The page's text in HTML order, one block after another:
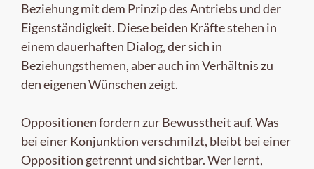
Beziehung mit dem Prinzip des Antriebs und der
Eigenständigkeit. Diese beiden Kräfte stehen in
einem dauerhaften Dialog, der sich in
Beziehungsthemen, aber auch im Verhältnis zu
den eigenen Wünschen zeigt.
Oppositionen fordern zur Bewusstheit auf. Was
bei einer Konjunktion verschmilzt, bleibt bei einer
Opposition getrennt und sichtbar. Wer lernt,